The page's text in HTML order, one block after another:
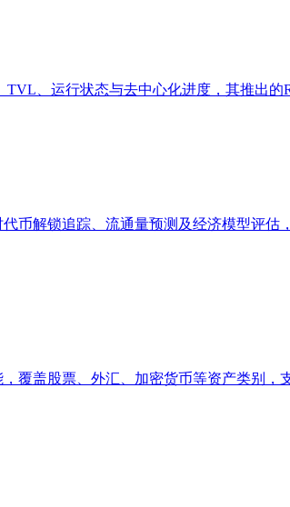
、运行状态与去中心化进度，其推出的
币解锁追踪、流通量预测及经济模型评
覆盖股票、外汇、加密货币等资产类别